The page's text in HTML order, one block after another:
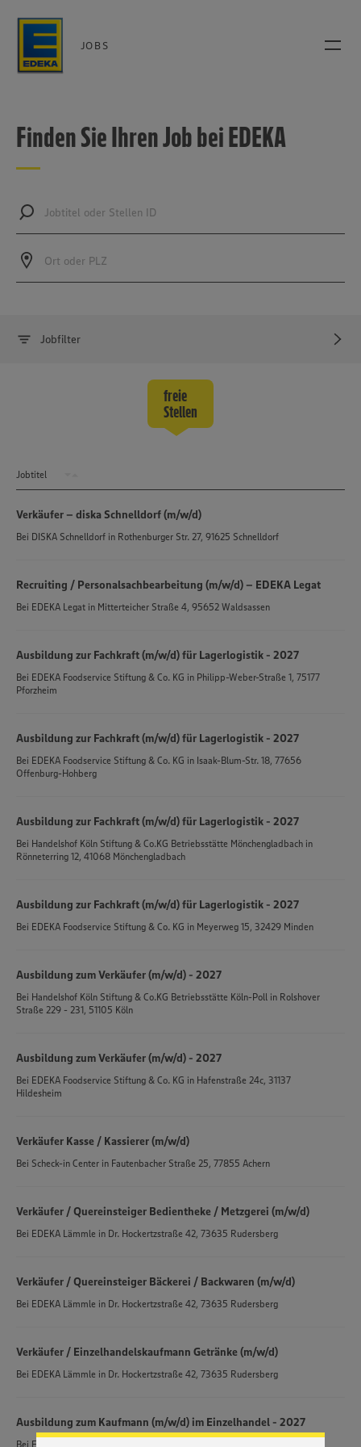
Wir setzen Cookies und andere Technologien ein, um Ihnen
ein bestmögliches Nutzungserlebnis unserer Website zu
Inhalte anzubieten. Ihre Einwilligung in die Nutzung von
Cookies und anderer Technologien ist freiwillig und kann
JOBS
Finden Sie Ihren Job bei EDEKA
Jobtitel oder Stellen ID
Ort oder PLZ
Jobfilter
freie
Stellen
Jobtitel
Verkäufer – diska Schnelldorf (m/w/d)
Bei DISKA Schnelldorf in Rothenburger Str. 27, 91625 Schnelldorf
Recruiting / Personalsachbearbeitung (m/w/d) – EDEKA Legat
Bei EDEKA Legat in Mitterteicher Straße 4, 95652 Waldsassen
Ausbildung zur Fachkraft (m/w/d) für Lagerlogistik - 2027
Bei EDEKA Foodservice Stiftung & Co. KG in Philipp-Weber-Straße 1, 75177
Pforzheim
Ausbildung zur Fachkraft (m/w/d) für Lagerlogistik - 2027
Bei EDEKA Foodservice Stiftung & Co. KG in Isaak-Blum-Str. 18, 77656
Offenburg-Hohberg
Ausbildung zur Fachkraft (m/w/d) für Lagerlogistik - 2027
Bei Handelshof Köln Stiftung & Co.KG Betriebsstätte Mönchengladbach in
Rönneterring 12, 41068 Mönchengladbach
Ausbildung zur Fachkraft (m/w/d) für Lagerlogistik - 2027
Bei EDEKA Foodservice Stiftung & Co. KG in Meyerweg 15, 32429 Minden
Ausbildung zum Verkäufer (m/w/d) - 2027
Bei Handelshof Köln Stiftung & Co.KG Betriebsstätte Köln-Poll in Rolshover
Straße 229 - 231, 51105 Köln
Ausbildung zum Verkäufer (m/w/d) - 2027
Bei EDEKA Foodservice Stiftung & Co. KG in Hafenstraße 24c, 31137
Hildesheim
Verkäufer Kasse / Kassierer (m/w/d)
Bei Scheck-in Center in Fautenbacher Straße 25, 77855 Achern
Verkäufer / Quereinsteiger Bedientheke / Metzgerei (m/w/d)
Bei EDEKA Lämmle in Dr. Hockertzstraße 42, 73635 Rudersberg
Verkäufer / Quereinsteiger Bäckerei / Backwaren (m/w/d)
Bei EDEKA Lämmle in Dr. Hockertzstraße 42, 73635 Rudersberg
Verkäufer / Einzelhandelskaufmann Getränke (m/w/d)
Bei EDEKA Lämmle in Dr. Hockertzstraße 42, 73635 Rudersberg
Ausbildung zum Kaufmann (m/w/d) im Einzelhandel - 2027
Bei EDEKA Foodservice Stiftung & Co. KG